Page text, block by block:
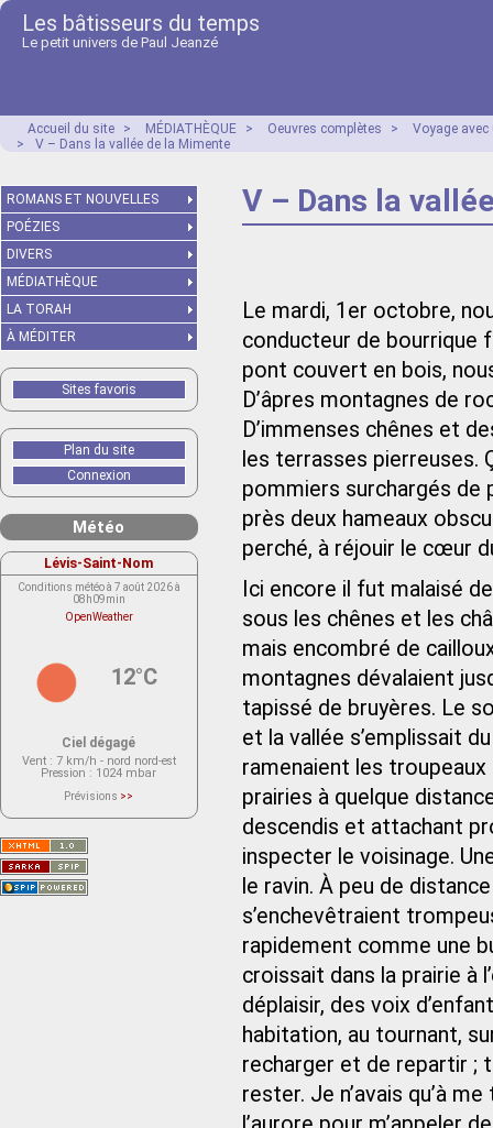
Les bâtisseurs du temps
Le petit univers de Paul Jeanzé
Accueil du site > MÉDIATHÈQUE > Oeuvres complètes >
Voyage avec
>
V – Dans la vallée de la Mimente
V – Dans la
Le mardi, 1er octobre,
conducteur de bourrique
pont couvert en bois,
D’âpres montagnes de
D’immenses chênes et
les terrasses pierreuses.
pommiers surchargés
près deux hameaux
perché, à réjouir le cœur
Ici encore il fut malaisé
sous les chênes et les
mais encombré de
montagnes dévalaient
tapissé de bruyères. Le
et la vallée s’emplissait
ramenaient les troupeaux
prairies à quelque
descendis et attachant
inspecter le voisinage.
le ravin. À peu de
s’enchevêtraient
rapidement comme une
croissait dans la prairie à
déplaisir, des voix
habitation, au tournant,
recharger et de repartir ;
rester. Je n’avais qu’à
ROMANS ET NOUVELLES
POÉZIES
DIVERS
MÉDIATHÈQUE
LA TORAH
À MÉDITER
Sites favoris
Plan du site
Connexion
Météo
Lévis-Saint-Nom
Conditions météo à 7 août 2026 à
08h09min
OpenWeather
12°C
Ciel dégagé
Vent : 7 km/h - nord nord-est
Pression : 1024 mbar
Prévisions >>
actuellement aucune prévision
Saint-Nom.
Veuillez consulter le message du
service ci-dessous.
(401 - Invalid API key. Please see
https://openweathermap.org/faq#error401